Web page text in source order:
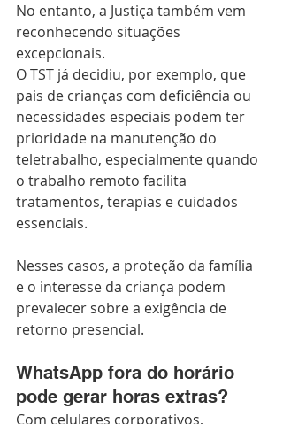
No entanto, a Justiça também vem
reconhecendo situações
excepcionais.
O TST já decidiu, por exemplo, que
pais de crianças com deficiência ou
necessidades especiais podem ter
prioridade na manutenção do
teletrabalho, especialmente quando
o trabalho remoto facilita
tratamentos, terapias e cuidados
essenciais.
Nesses casos, a proteção da família
e o interesse da criança podem
prevalecer sobre a exigência de
retorno presencial.
WhatsApp fora do horário
pode gerar horas extras?
Com celulares corporativos,